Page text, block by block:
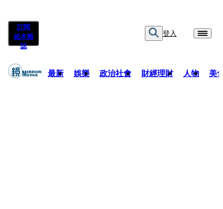
訂閱
紙本雜
誌
登入
最新 娛樂 政治社會 財經理財 人物 美